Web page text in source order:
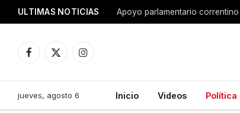
ULTIMAS NOTICIAS Apoyo parlamentario
Facebook
X
Instagram
jueves, agosto 6 Inicio Videos Política